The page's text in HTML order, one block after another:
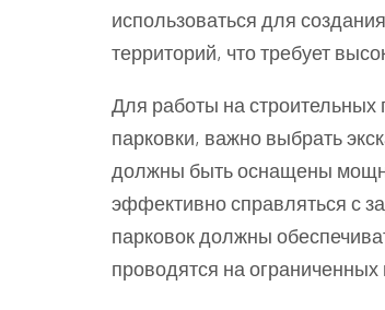
использоваться для
территорий, что требует
Для работы на строительных
парковки, важно выбрать
должны быть оснащены
эффективно справляться с
парковок должны
проводятся на ограниченных